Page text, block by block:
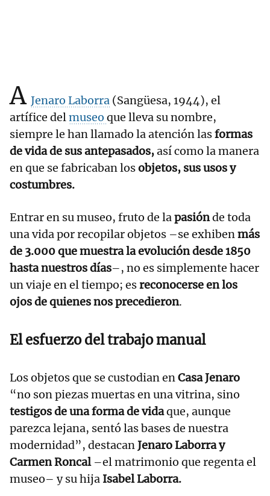
A Jenaro Laborra (Sangüesa, 1944), el
artífice delmuseo que lleva su nombre,
siempre le han llamado la atención lasformas
de vida de sus antepasados,así como la manera
en que se fabricaban losobjetos, sus usos y
costumbres.
Entrar en su museo, fruto de lapasiónde toda
una vida por recopilar objetos –se exhibenmás
de 3.000 que muestra la evolución desde 1850
hasta nuestros días–, no es simplemente hacer
un viaje en el tiempo; esreconocerse en los
ojos de quienes nos precedieron.
El esfuerzo del trabajo manual
Los objetos que se custodian enCasa Jenaro
“no son piezas muertas en una vitrina, sino
testigos de una forma de vidaque, aunque
parezca lejana, sentó las bases de nuestra
modernidad”, destacanJenaro Laborra y
Carmen Roncal–el matrimonio que regenta el
museo– y su hija Isabel Laborra.